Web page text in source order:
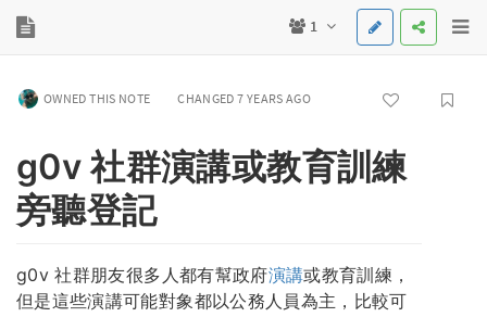
1
OWNED THIS NOTE CHANGED 7 YEARS AGO
g0v 社群演講或教育訓練
旁聽登記
g0v 社群朋友很多人都有幫政府演講或教育訓練，
但是這些演講可能對象都以公務人員為主，比較可